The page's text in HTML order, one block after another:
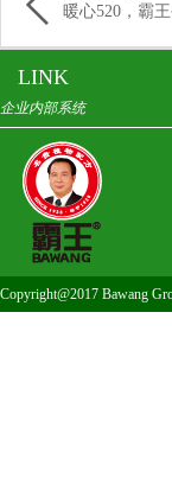
暖心520，霸
LINK
企业内部系统
Copyright@2017 Bawang